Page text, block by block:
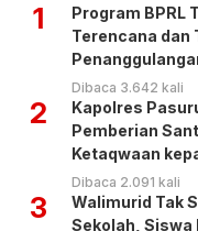
1
Program BPRL
Terencana dan
Dibaca 3.642 kali
2
Kapolres
Pemberian
Ketaqwaan
Dibaca 2.091 kali
3
Walimurid Tak
Sekolah, Siswa